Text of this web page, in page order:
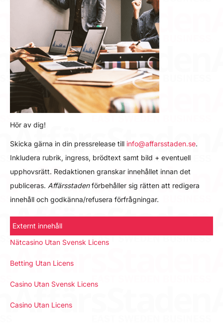
Hör av dig!
Skicka gärna in din pressrelease till info@affarsstaden.se.
Inkludera rubrik, ingress, brödtext samt bild + eventuell
upphovsrätt. Redaktionen granskar innehållet innan det
publiceras. Affärsstadenförbehåller sig rätten att redigera
innehåll och godkänna/refusera förfrågningar.
Externt innehåll
Nätcasino Utan Svensk Licens
Betting Utan Licens
Casino Utan Svensk Licens
Casino Utan Licens